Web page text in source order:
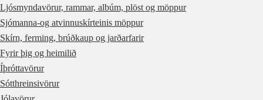
Ljósmyndavörur, rammar, albúm, plöst og möppur
Sjómanna-og atvinnuskírteinis möppur
Skírn, ferming, brúðkaup og jarðarfarir
Fyrir þig og heimilið
Íþróttavörur
Sótthreinsivörur